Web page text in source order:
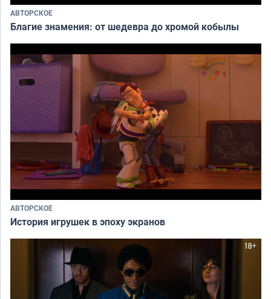
АВТОРСКОЕ
Благие знамения: от шедевра до хромой кобылы
АВТОРСКОЕ
История игрушек в эпоху экранов